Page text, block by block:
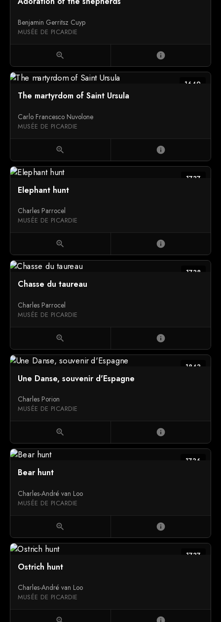
Benjamin Gerritsz Cuyp
MUSÉE DE PICARDIE
zoom_in info
1649
The martyrdom of Saint Ursula
Carlo Francesco Nuvolone
MUSÉE DE PICARDIE
zoom_in info
1737
Elephant hunt
Charles Parrocel
MUSÉE DE PICARDIE
zoom_in info
1738
Chasse du taureau
Charles Parrocel
MUSÉE DE PICARDIE
zoom_in info
1843
Une Danse, souvenir d'Espagne
Charles Porion
MUSÉE DE PICARDIE
zoom_in info
1736
Bear hunt
Charles-André van Loo
MUSÉE DE PICARDIE
zoom_in info
1737
Ostrich hunt
Charles-André van Loo
MUSÉE DE PICARDIE